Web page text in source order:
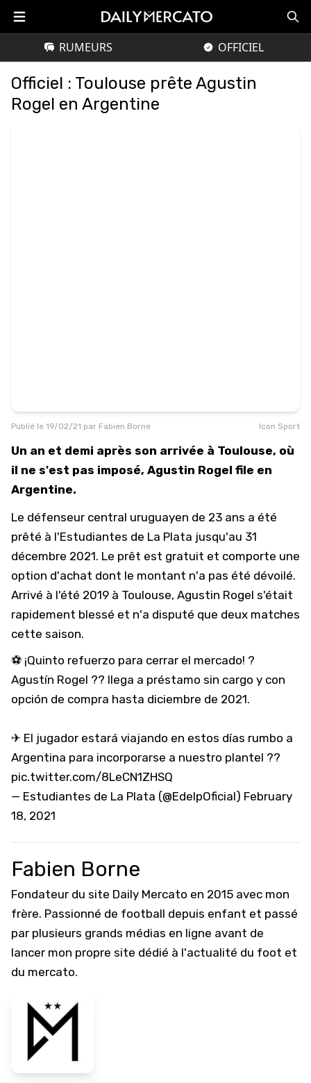
RUMEURS OFFICIEL
Officiel : Toulouse prête Agustin
Rogel en Argentine
Publié le 19/02/21 par Fabien Borne Icon Sport
Un an et demi après son arrivée à Toulouse, où
il ne s'est pas imposé, Agustin Rogel file en
Argentine.
Le défenseur central uruguayen de 23 ans a été
prêté à l'Estudiantes de La Plata jusqu'au 31
décembre 2021. Le prêt est gratuit et comporte une
option d'achat dont le montant n'a pas été dévoilé.
Arrivé à l'été 2019 à Toulouse, Agustin Rogel s'était
rapidement blessé et n'a disputé que deux matches
cette saison.
⚽ ¡Quinto refuerzo para cerrar el mercado! ?
Agustín Rogel ?? llega a préstamo sin cargo y con
opción de compra hasta diciembre de 2021.
✈ El jugador estará viajando en estos días rumbo a
Argentina para incorporarse a nuestro plantel ??
pic.twitter.com/8LeCN1ZHSQ
— Estudiantes de La Plata (@EdelpOficial) February
18, 2021
Fabien Borne
Fondateur du site Daily Mercato en 2015 avec mon
frère. Passionné de football depuis enfant et passé
par plusieurs grands médias en ligne avant de
lancer mon propre site dédié à l'actualité du foot et
du mercato.